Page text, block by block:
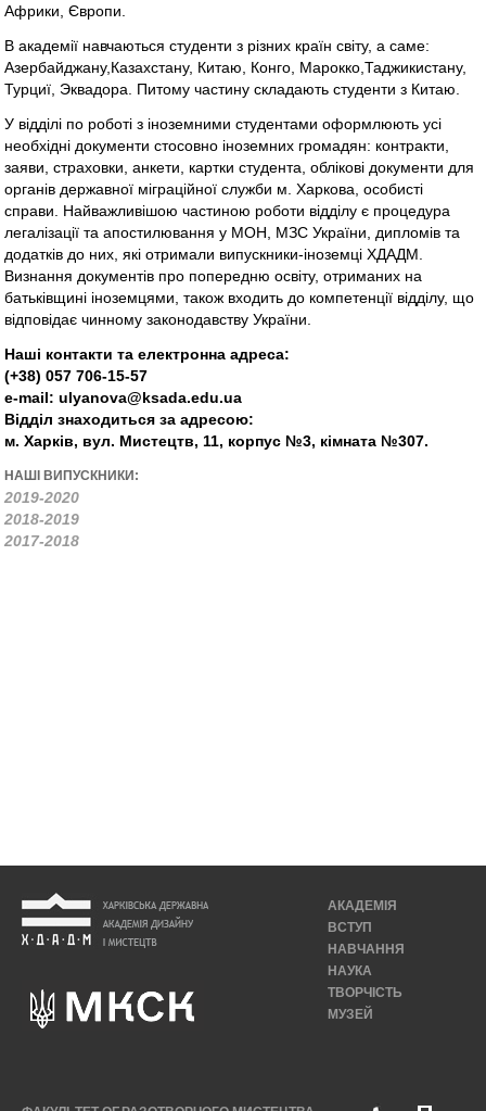
Африки, Європи.
В академії навчаються студенти з різних країн світу, а саме:
Азербайджану,Казахстану, Китаю, Конго, Марокко,Таджикистану,
Турциї, Эквадора. Питому частину складають студенти з Китаю.
У відділі по роботі з іноземними студентами оформлюють усі
необхідні документи стосовно іноземних громадян: контракти,
заяви, страховки, анкети, картки студента, облікові документи для
органів державної міграційної служби м. Харкова, особисті
справи. Найважливішою частиною роботи відділу є процедура
легалізації та апостилювання у МОН, МЗС України, дипломів та
додатків до них, які отримали випускники-іноземці ХДАДМ.
Визнання документів про попередню освіту, отриманих на
батьківщині іноземцями, також входить до компетенції відділу, що
відповідає чинному законодавству України.
Наші контакти та електронна адреса:
(+38) 057 706-15-57
e-mail: ulyanova@ksada.edu.ua
Відділ знаходиться за адресою:
м. Харків, вул. Мистецтв, 11, корпус №3, кімната №307.
НАШІ ВИПУСКНИКИ:
2019-2020
2018-2019
2017-2018
АКАДЕМІЯ
ВСТУП
НАВЧАННЯ
НАУКА
ТВОРЧІСТЬ
МУЗЕЙ